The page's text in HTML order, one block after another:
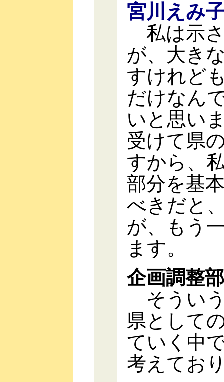
宮川えみ
私は示
が、大き
すけれど
だけなん
いと思い
受けて県
すから、
部分を基
べきだと
が、もう
ます。
企画調整
そうい
県として
ていく中
考えてお